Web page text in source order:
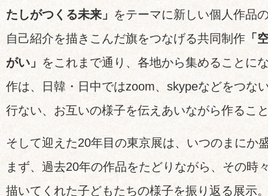
たしがつくる未来」 をテーマに新しい個人作品
自己紹介を描きこんだ旗をつなげる共同制作 「
がい」 をこれまで通り、各地から集めることに
作は、日韓・日中ではzoom、skypeなどをつな
行ない、お互いの様子を伝えあいながら作るこ
そして迎えた20年目の東京展は、いつのまにか
まず、過去20年の作品をたどりながら、その時
描いてくれた子どもたちの様子を振り返る展示